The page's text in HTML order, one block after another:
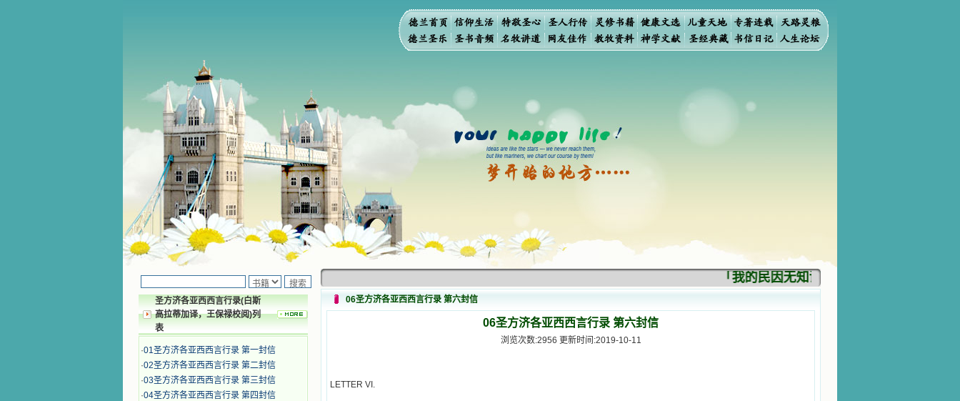
圣方济各亚西西言行录(白斯
高拉蒂加译，王保禄校阅)列
表
·01圣方济各亚西西言行录 第一封信
·02圣方济各亚西西言行录 第二封信
·03圣方济各亚西西言行录 第三封信
·04圣方济各亚西西言行录 第四封信
「我的民因无知识而灭亡。你弃掉知识，
06圣方济各亚西西言行录 第六封信
06圣方济各亚西西言行录 第六封信
浏览次数:2956 更新时间:2019-10-11
LETTER VI.